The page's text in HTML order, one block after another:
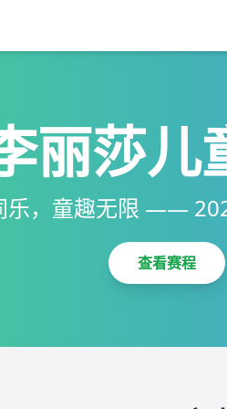
丽莎儿
乐，童趣无限 ——
查看赛程